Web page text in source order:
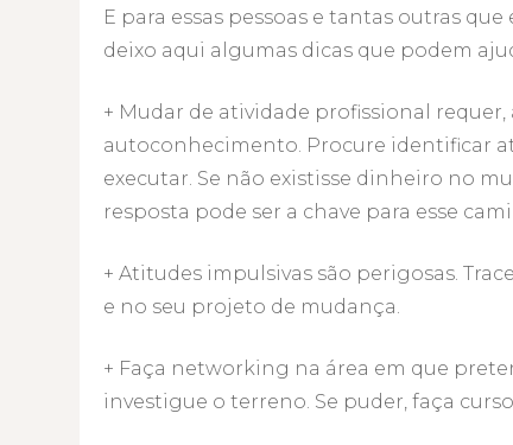
E para essas pessoas e tantas outras
deixo aqui algumas dicas que podem
+ Mudar de atividade profissional
autoconhecimento. Procure identificar
executar. Se não existisse dinheiro no
resposta pode ser a chave para esse
+ Atitudes impulsivas são perigosas.
e no seu projeto de mudança.
+ Faça networking na área em que
investigue o terreno. Se puder, faça